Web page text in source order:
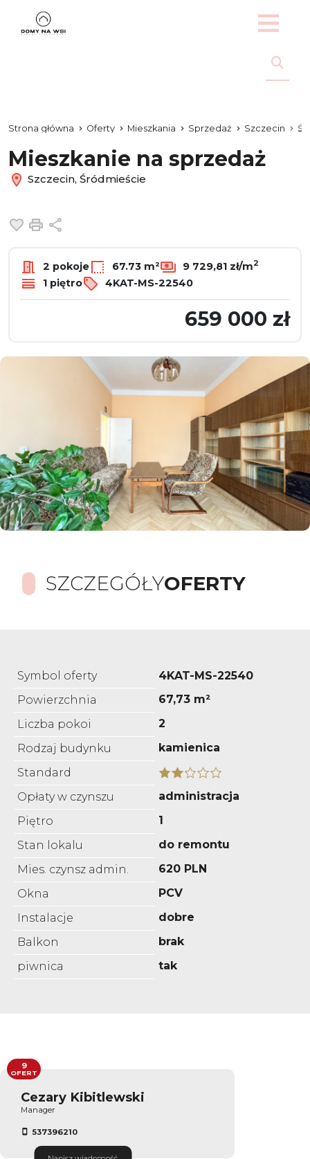
Strona główna Oferty Mieszkania Sprzedaż Szczecin
Mieszkanie na sprzedaż
Szczecin, Śródmieście
Dodaj do ulubionych
Drukuj
2 pokoje 67.73 m² 9 729,81 zł/m2
1 piętro 4KAT-MS-22540
659 000 zł
SZCZEGÓŁYOFERTY
Symbol oferty
4KAT-MS-22540
Powierzchnia
67,73 m²
Liczba pokoi
2
Rodzaj budynku
kamienica
Standard
Opłaty w czynszu
administracja
Piętro
1
Stan lokalu
do remontu
Mies. czynsz admin.
620 PLN
Okna
PCV
Instalacje
dobre
Balkon
brak
piwnica
tak
Cezary Kibitlewski
Manager
537396210
9
OFERT